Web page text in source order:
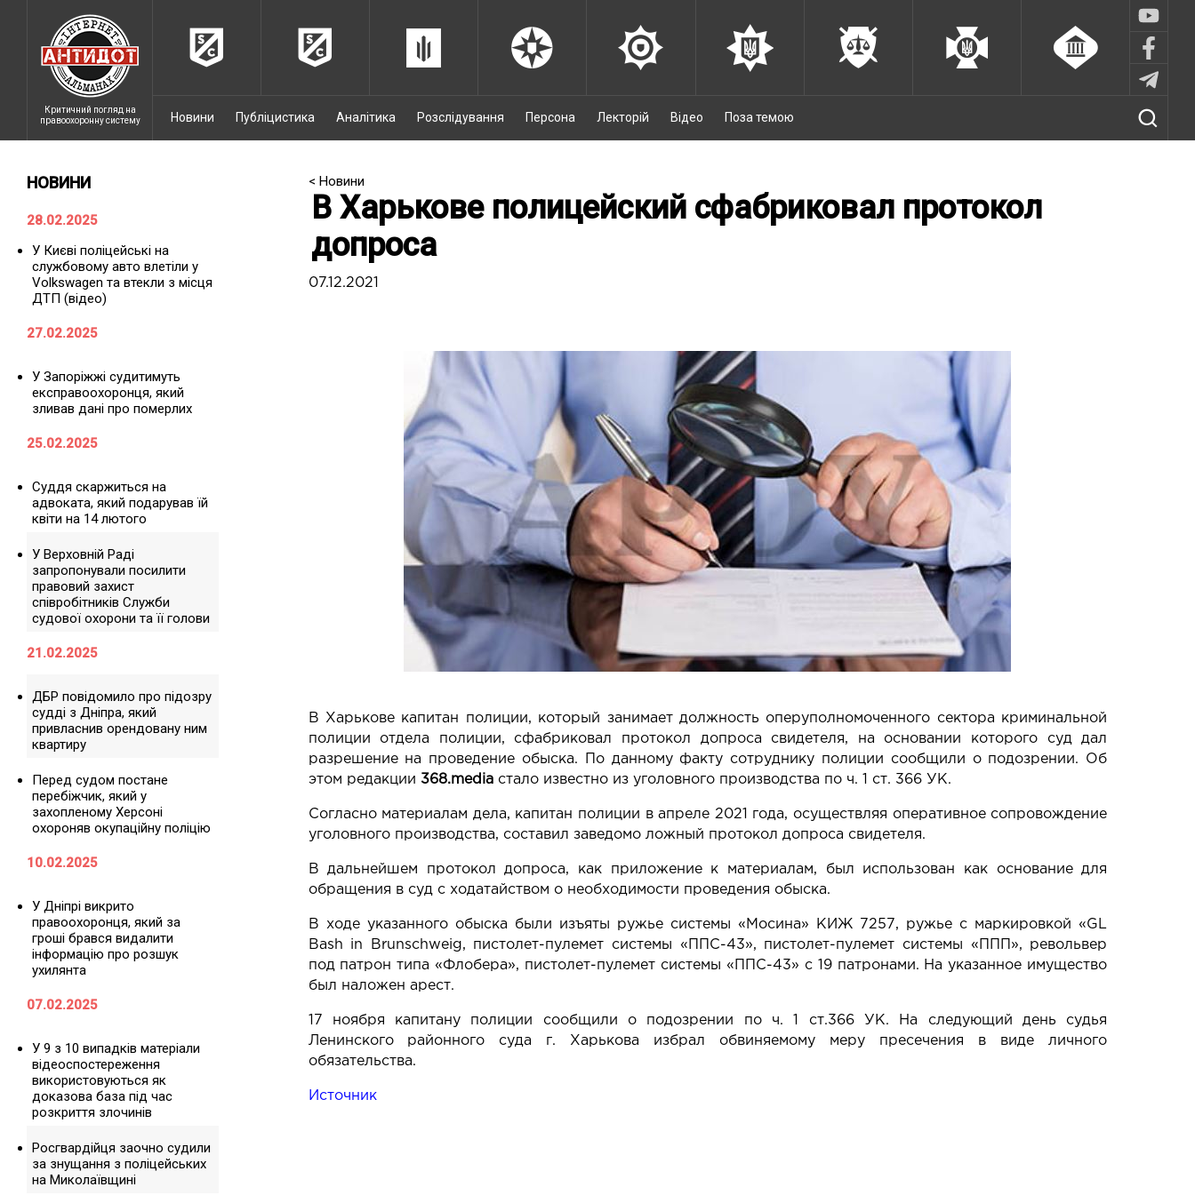
Критичний погляд на
правоохоронну систему
Новини Публіцистика Аналітика Розслідування Персона Лекторій Відео Поза темою
НОВИНИ
28.02.2025
У Києві поліцейські на
службовому авто влетіли у
Volkswagen та втекли з місця
ДТП (відео)
27.02.2025
У Запоріжжі судитимуть
експравоохоронця, який
зливав дані про померлих
25.02.2025
Суддя скаржиться на
адвоката, який подарував їй
квіти на 14 лютого
У Верховній Раді
запропонували посилити
правовий захист
співробітників Служби
судової охорони та її голови
21.02.2025
ДБР повідомило про підозру
судді з Дніпра, який
привласнив орендовану ним
квартиру
Перед судом постане
перебіжчик, який у
захопленому Херсоні
охороняв окупаційну поліцію
10.02.2025
У Дніпрі викрито
правоохоронця, який за
гроші брався видалити
інформацію про розшук
ухилянта
07.02.2025
У 9 з 10 випадків матеріали
відеоспостереження
використовуються як
доказова база під час
розкриття злочинів
Росгвардійця заочно судили
за знущання з поліцейських
на Миколаївщині
< Новини
В Харькове полицейский сфабриковал протокол
допроса
07.12.2021
В Харькове капитан полиции, который занимает должность оперуполномоченного сектора криминальной
полиции отдела полиции, сфабриковал протокол допроса свидетеля, на основании которого суд дал
разрешение на проведение обыска. По данному факту сотруднику полиции сообщили о подозрении. Об
этом редакции 368.media стало известно из уголовного производства по ч. 1 ст. 366 УК.
Согласно материалам дела, капитан полиции в апреле 2021 года, осуществляя оперативное сопровождение
уголовного производства, составил заведомо ложный протокол допроса свидетеля.
В дальнейшем протокол допроса, как приложение к материалам, был использован как основание для
обращения в суд с ходатайством о необходимости проведения обыска.
В ходе указанного обыска были изъяты ружье системы «Мосина» КИЖ 7257, ружье с маркировкой «GL
Bash in Brunschweig, пистолет-пулемет системы «ППС-43», пистолет-пулемет системы «ППП», револьвер
под патрон типа «Флобера», пистолет-пулемет системы «ППС-43» с 19 патронами. На указанное имущество
был наложен арест.
17 ноября капитану полиции сообщили о подозрении по ч. 1 ст.366 УК. На следующий день судья
Ленинского районного суда г. Харькова избрал обвиняемому меру пресечения в виде личного
обязательства.
Источник